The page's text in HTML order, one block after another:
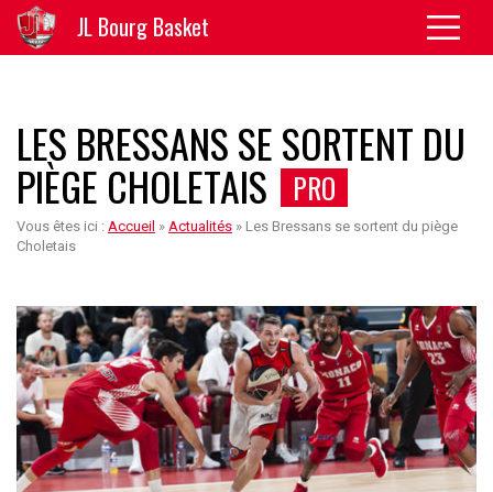
JL Bourg Basket
LES BRESSANS SE SORTENT DU
PIÈGE CHOLETAIS PRO
Vous êtes ici : Accueil » Actualités » Les Bressans se sortent du piège
Choletais